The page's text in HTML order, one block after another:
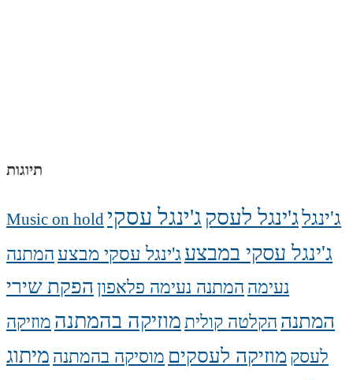
תיוגות
Music on hold ג'ינגלג'ינגל לעסקג'ינגל עסקי
ג'ינגל עסקי במבצעג'ינגל עסקי מבצעהמתנה
נעימה המתנה נעימה פלאפון הפקת שירי
המתנה הקלטה קוליתמוזיקה בהמתנה מוזיקה
לעסק מוזיקה לעסקים מוסיקה בהמתנה מיתוג